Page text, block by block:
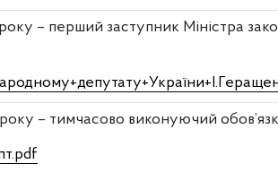
– перший заступник Міністра
– тимчасово виконуючий